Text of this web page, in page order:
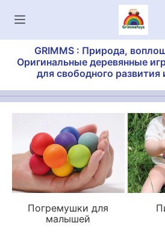
GRIMMS : Природа,
Оригинальные деревянные
для свободного развития
Погремушки для
малышей